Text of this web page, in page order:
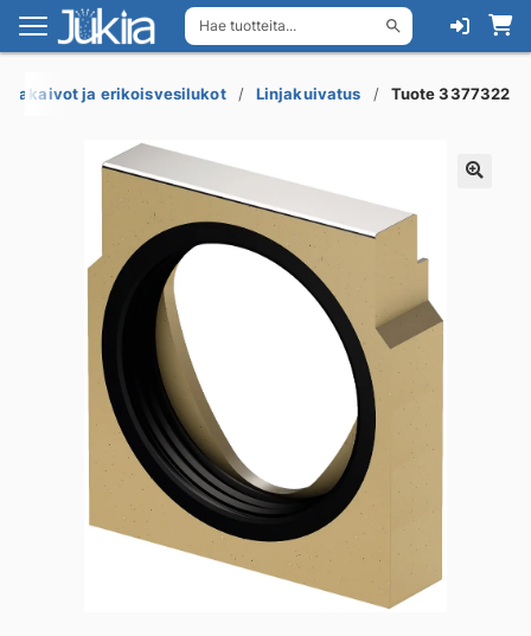
Hae tuotteita...
Siirry
navigointiin
Siirry
sisältöön
ja erikoisvesilukot Linjakuivatus Tuote 3377322